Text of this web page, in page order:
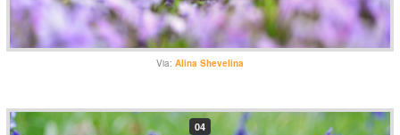
Via: Alina Shevelina
04